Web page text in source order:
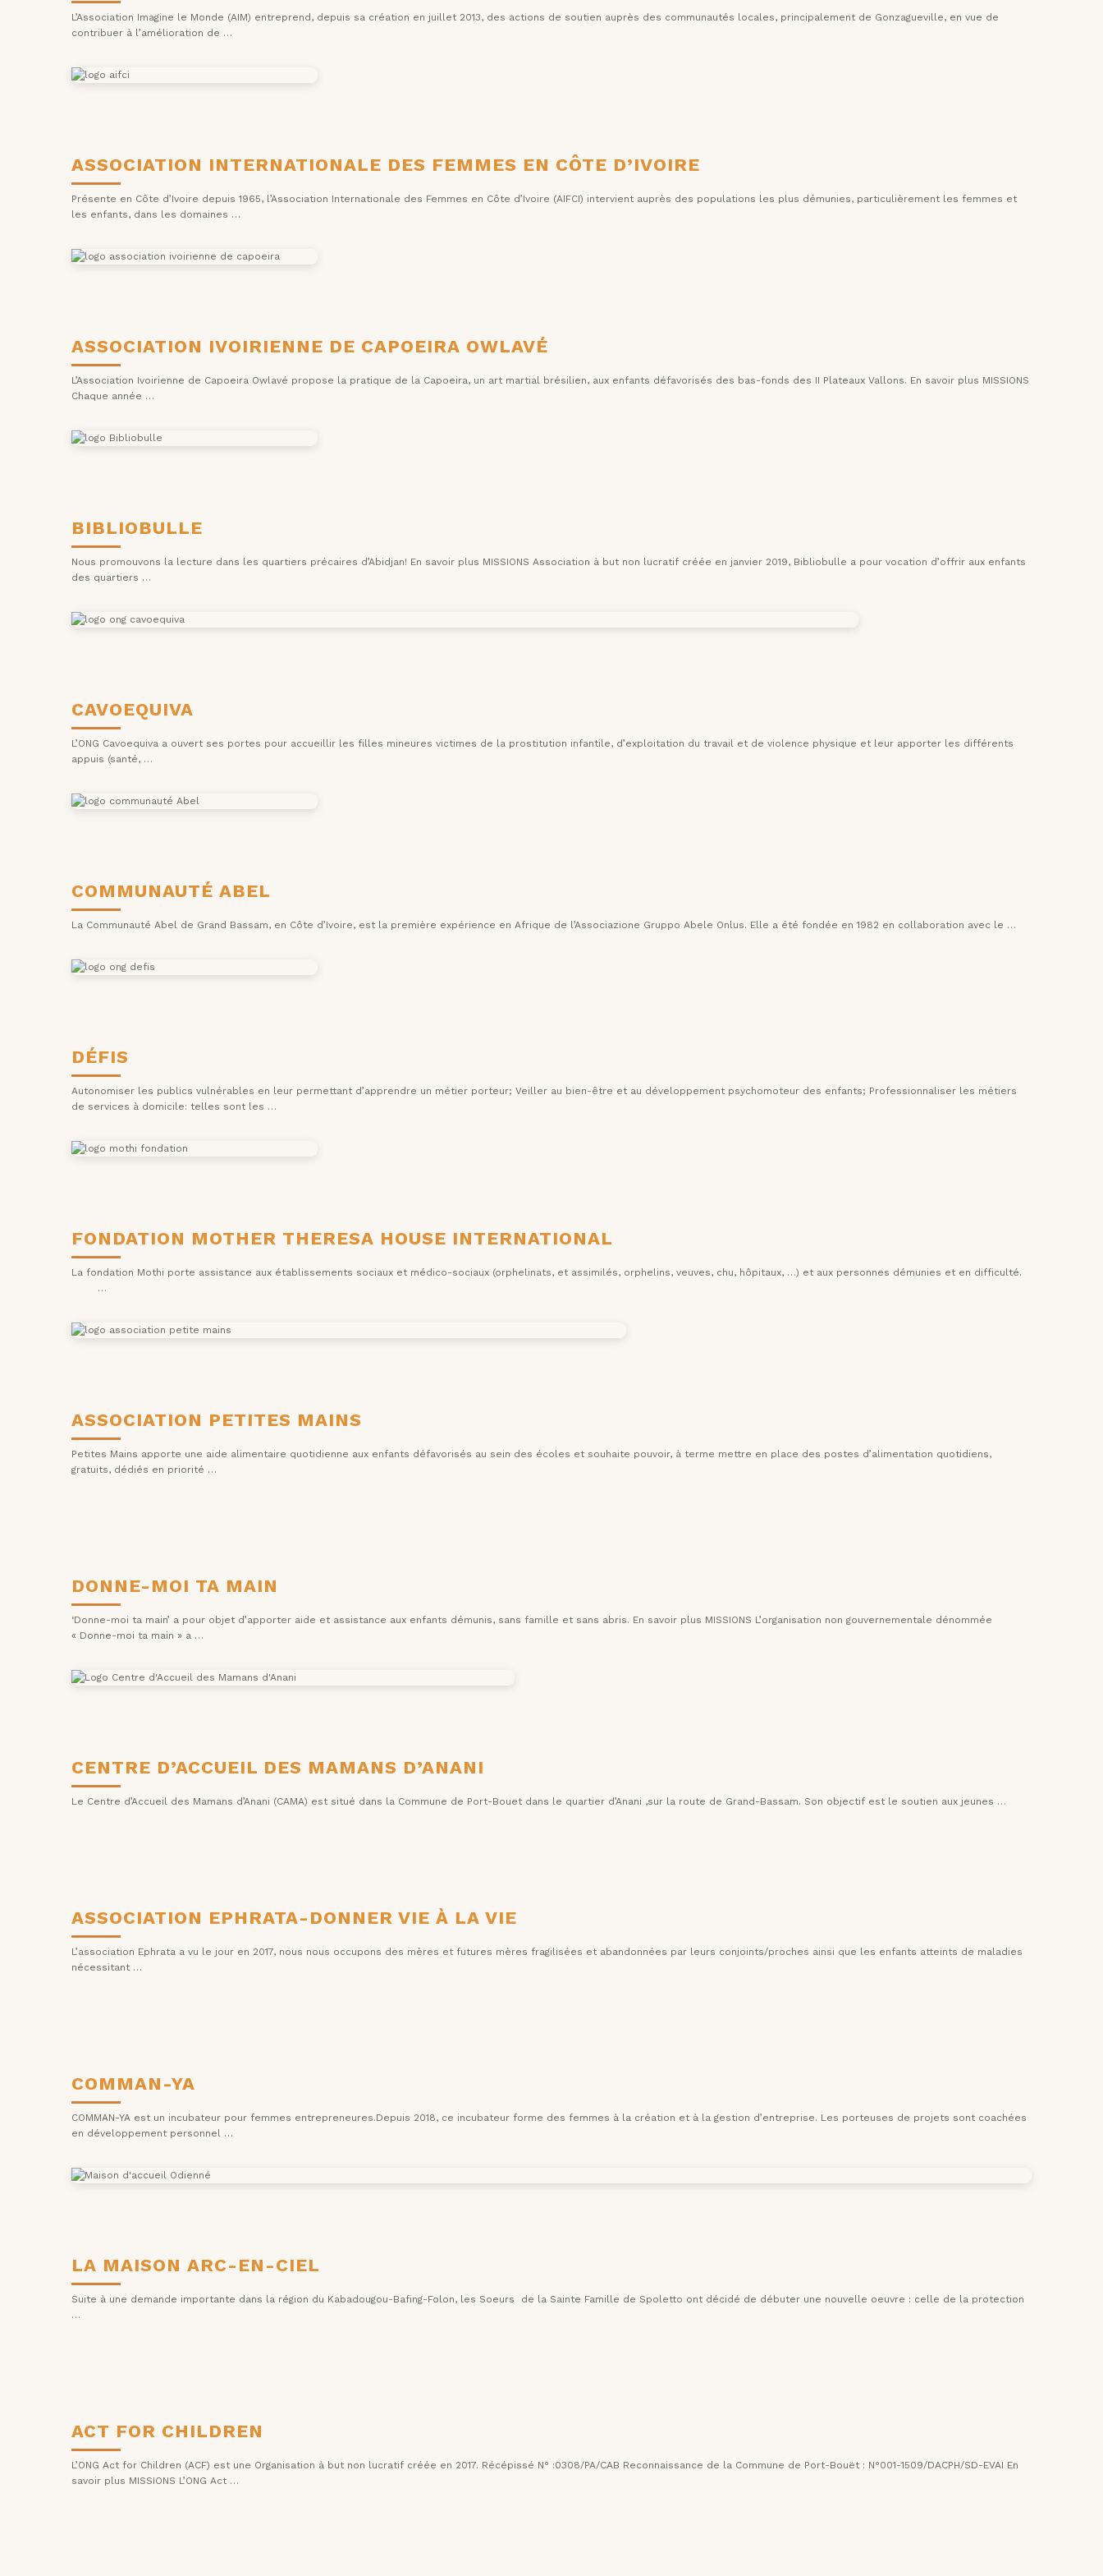
L’Association Imagine le Monde (AIM) entreprend, depuis sa création en juillet 2013, des actions de soutien auprès des communautés locales, principalement de Gonzagueville, en vue de
contribuer à l’amélioration de …
ASSOCIATION INTERNATIONALE DES FEMMES EN CÔTE D’IVOIRE
Présente en Côte d’Ivoire depuis 1965, l’Association Internationale des Femmes en Côte d’Ivoire (AIFCI) intervient auprès des populations les plus démunies, particulièrement les femmes et
les enfants, dans les domaines …
ASSOCIATION IVOIRIENNE DE CAPOEIRA OWLAVÉ
L’Association Ivoirienne de Capoeira Owlavé propose la pratique de la Capoeira, un art martial brésilien, aux enfants défavorisés des bas-fonds des II Plateaux Vallons. En savoir plus MISSIONS
Chaque année …
BIBLIOBULLE
Nous promouvons la lecture dans les quartiers précaires d’Abidjan! En savoir plus MISSIONS Association à but non lucratif créée en janvier 2019, Bibliobulle a pour vocation d’offrir aux enfants
des quartiers …
CAVOEQUIVA
L’ONG Cavoequiva a ouvert ses portes pour accueillir les filles mineures victimes de la prostitution infantile, d’exploitation du travail et de violence physique et leur apporter les différents
appuis (santé, …
COMMUNAUTÉ ABEL
La Communauté Abel de Grand Bassam, en Côte d’Ivoire, est la première expérience en Afrique de l’Associazione Gruppo Abele Onlus. Elle a été fondée en 1982 en collaboration avec le …
DÉFIS
Autonomiser les publics vulnérables en leur permettant d’apprendre un métier porteur; Veiller au bien-être et au développement psychomoteur des enfants; Professionnaliser les métiers
de services à domicile: telles sont les …
FONDATION MOTHER THERESA HOUSE INTERNATIONAL
La fondation Mothi porte assistance aux établissements sociaux et médico-sociaux (orphelinats, et assimilés, orphelins, veuves, chu, hôpitaux, …) et aux personnes démunies et en difficulté.
…
ASSOCIATION PETITES MAINS
Petites Mains apporte une aide alimentaire quotidienne aux enfants défavorisés au sein des écoles et souhaite pouvoir, à terme mettre en place des postes d’alimentation quotidiens,
gratuits, dédiés en priorité …
DONNE-MOI TA MAIN
‘Donne-moi ta main’ a pour objet d’apporter aide et assistance aux enfants démunis, sans famille et sans abris. En savoir plus MISSIONS L’organisation non gouvernementale dénommée
« Donne-moi ta main » a …
CENTRE D’ACCUEIL DES MAMANS D’ANANI
Le Centre d’Accueil des Mamans d’Anani (CAMA) est situé dans la Commune de Port-Bouet dans le quartier d’Anani ,sur la route de Grand-Bassam. Son objectif est le soutien aux jeunes …
ASSOCIATION EPHRATA-DONNER VIE À LA VIE
L’association Ephrata a vu le jour en 2017, nous nous occupons des mères et futures mères fragilisées et abandonnées par leurs conjoints/proches ainsi que les enfants atteints de maladies
nécessitant …
COMMAN-YA
COMMAN-YA est un incubateur pour femmes entrepreneures.Depuis 2018, ce incubateur forme des femmes à la création et à la gestion d’entreprise. Les porteuses de projets sont coachées
en développement personnel …
LA MAISON ARC-EN-CIEL
Suite à une demande importante dans la région du Kabadougou-Bafing-Folon, les Soeurs de la Sainte Famille de Spoletto ont décidé de débuter une nouvelle oeuvre : celle de la protection
…
ACT FOR CHILDREN
L’ONG Act for Children (ACF) est une Organisation à but non lucratif créée en 2017. Récépissé N° :0308/PA/CAB Reconnaissance de la Commune de Port-Bouët : N°001-1509/DACPH/SD-EVAI En
savoir plus MISSIONS L’ONG Act …